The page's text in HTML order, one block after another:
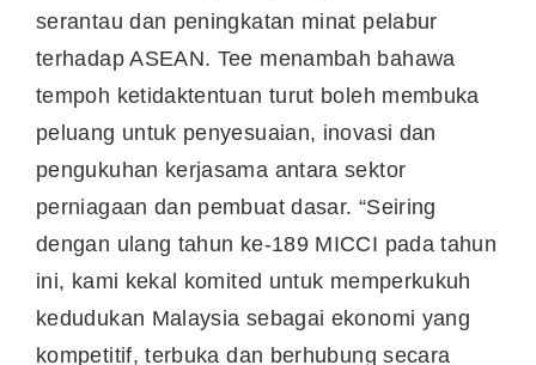
serantau dan peningkatan minat pelabur
terhadap ASEAN. Tee menambah bahawa
tempoh ketidaktentuan turut boleh membuka
peluang untuk penyesuaian, inovasi dan
pengukuhan kerjasama antara sektor
perniagaan dan pembuat dasar. “Seiring
dengan ulang tahun ke-189 MICCI pada tahun
ini, kami kekal komited untuk memperkukuh
kedudukan Malaysia sebagai ekonomi yang
kompetitif, terbuka dan berhubung secara